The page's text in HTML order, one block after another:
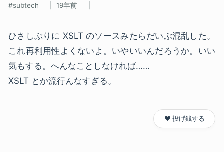
subtech 19年前
ひさしぶりに XSLT のソースみたらだいぶ混乱した。
これ再利用性よくないよ。いやいいんだろうか。いい
気もする。へんなことしなければ……
XSLT とか流行んなすぎる。
❤️ 投げ銭する